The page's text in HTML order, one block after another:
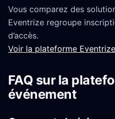
Vous comparez des
Eventrize regroupe
d’accès.
Voir la plateforme Eventrize
FAQ sur la
événement